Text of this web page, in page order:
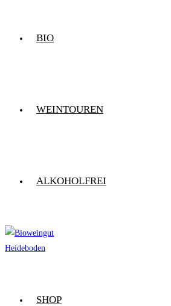
BIO
WEINTOUREN
ALKOHOLFREI
SHOP